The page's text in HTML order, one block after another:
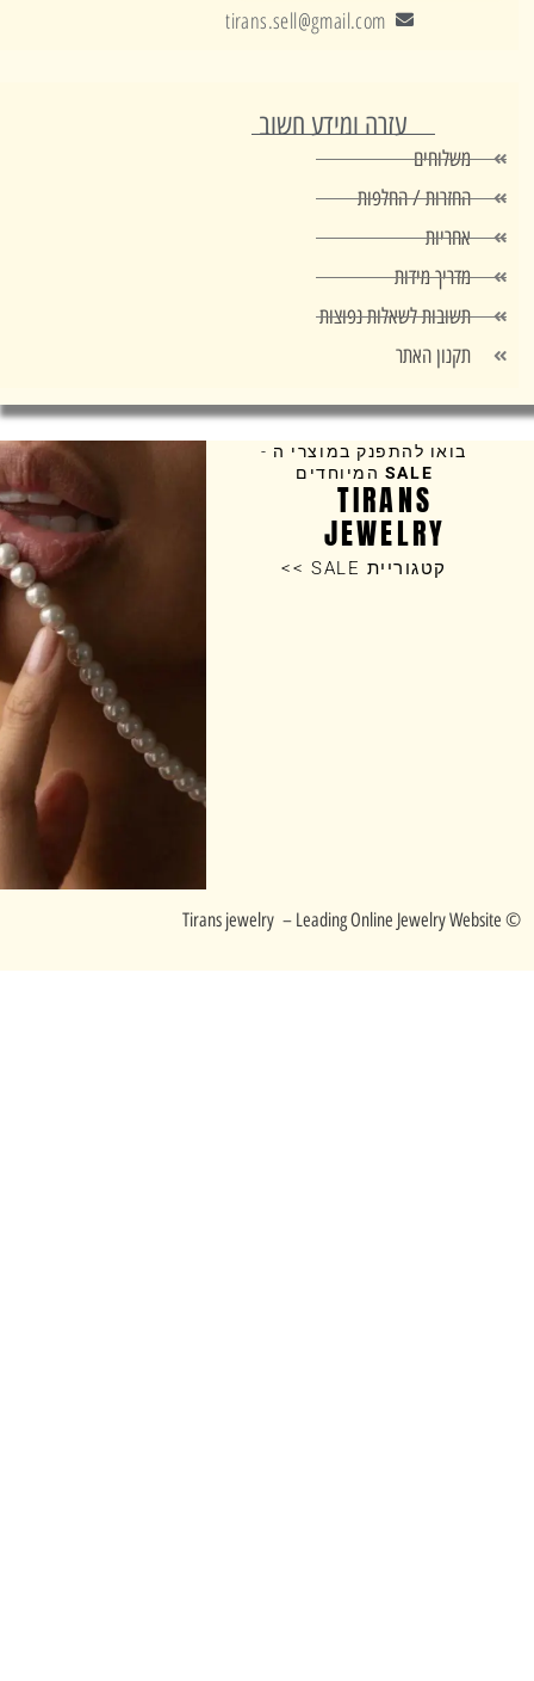
tirans.sell@gmail.com
עזרה ומידע חשוב
משלוחים
החזרות / החלפות
אחריות
מדריך מידות
תשובות לשאלות נפוצות
תקנון האתר
בואו להתפנק במוצרי ה -
המיוחדים
TIRANS
JEWELRY
קטגוריית SALE >>